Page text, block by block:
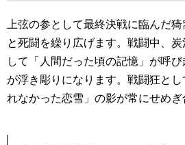
上弦の参として最終決戦に臨んだ
と死闘を繰り広げます。戦闘中、
して「人間だった頃の記憶」が呼
が浮き彫りになります。戦闘狂と
れなかった恋雪」の影が常にせめぎ